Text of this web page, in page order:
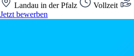
Landau in der Pfalz Vollzeit
Jetzt bewerben